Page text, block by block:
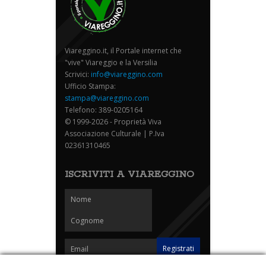
Viareggino.it, il Portale internet che
"vive" Viareggio e la Versilia
Scrivici: info@viareggino.com
Ufficio Stampa:
stampa@viareggino.com
Telefono: 389-0205164
© 1999-2026 - Proprietà Viva
Associazione Culturale | P.Iva
02361310465
ISCRIVITI A VIAREGGINO